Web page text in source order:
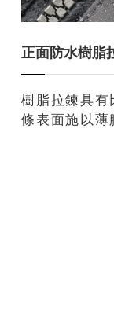
正面防水樹脂
樹脂拉鍊具
條表面施以薄